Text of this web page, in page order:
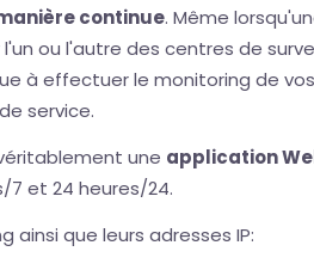
continue. Même
ou l'autre des centres de
à effectuer le monitoring de
service.
une application
7 et 24 heures/24.
ainsi que leurs adresses IP: